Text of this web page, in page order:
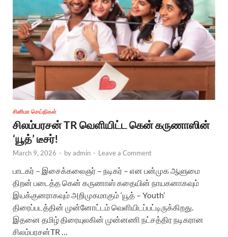
சினிமா செய்திகள்
சிலம்பரசன் TR வெளியிட்ட கென் கருணாஸின்
‘யூத்’ டீசர்!
March 9, 2026 - byadmin - Leave a Comment
பாடகர் – இசைக்கலைஞர் – நடிகர் – என பன்முக ஆளுமை
திறன் படைத்த கென் கருணாஸ் கதையின் நாயகனாகவும்
இயக்குனராகவும் அறிமுகமாகும் ‘யூத் – Youth’
திரைப்படத்தின் முன்னோட்டம் வெளியிடப்பட்டிருக்கிறது.
இதனை தமிழ் திரையுலகின் முன்னணி நட்சத்திர நடிகரான
சிலம்பரசன்TR …